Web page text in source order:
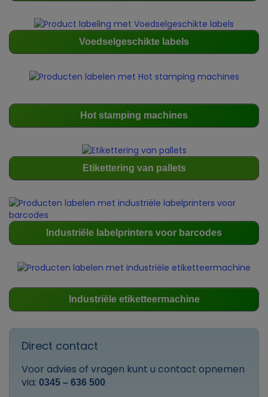
Voedselgeschikte labels
Hot stamping machines
Etikettering van pallets
Industriële labelprinters voor barcodes
Industriële etiketteermachine
Direct contact
Voor advies of vragen kunt u contact opnemen
via: 0345 – 636 500